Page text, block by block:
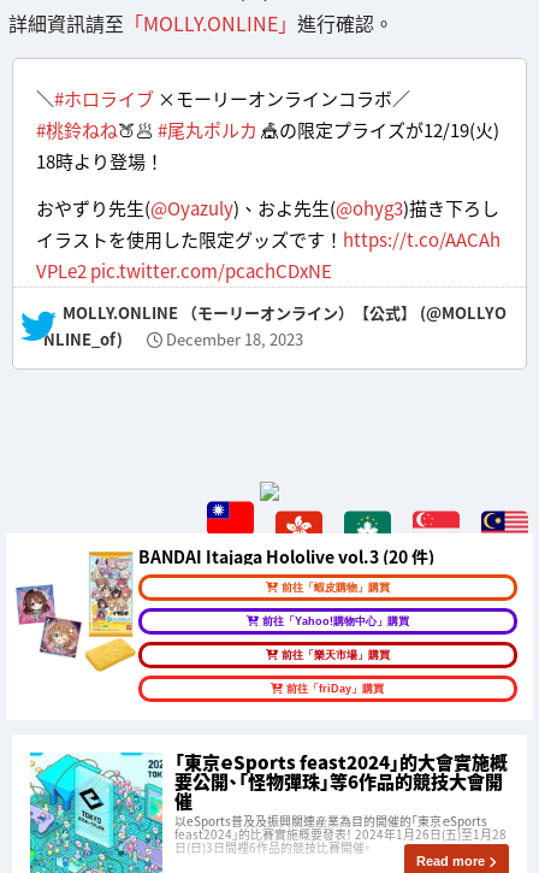
詳細資訊請至 「MOLLY.ONLINE」 進行確認。
＼#ホロライブ ×モーリーオンラインコラボ／
#桃鈴ねね🍑🥟#尾丸ポルカ 🎪の限定プライズが12/19(火)
18時より登場！
おやずり先生(@Oyazuly)、およ先生(@ohyg3)描き下ろし
イラストを使用した限定グッズです！ https://t.co/AACAh
VPLe2pic.twitter.com/pcachCDxNE
— MOLLY.ONLINE （モーリーオンライン）【公式】 (@MOLLYO
NLINE_of)
December 18, 2023
BANDAI Itajaga Hololive vol.3 (20 件)
前往「蝦皮購物」購買
前往「Yahoo!購物中心」購買
前往「樂天市場」購買
前往「friDay」購買
「東京ｅSports feast2024」的大會實施概
要公開、「怪物彈珠」等6作品的競技大會開
催
以eSports普及及振興關連産業為目的開催的「東京ｅSports
feast2024」的比賽實施概要發表！ 2024年1月26日(五)至1月28
日(日)3日間裡6作品的競技比賽開催。
Read more